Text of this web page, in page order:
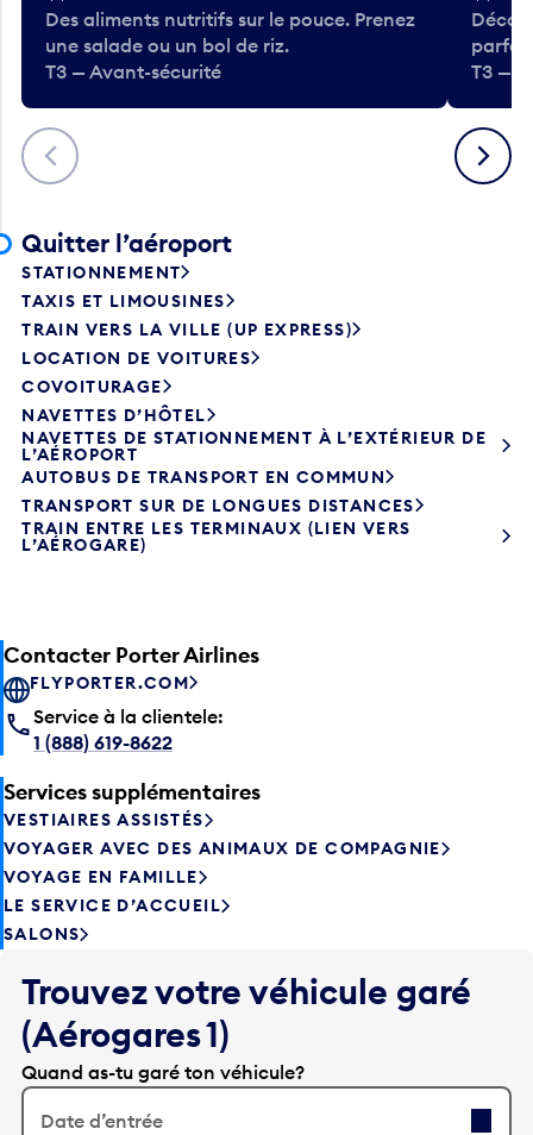
Précédent
Des aliments nutritifs sur le pouce. Prenez
une salade ou un bol de riz.
T3 — Avant-sécurité
T3 —
Suivant
Quitter l’aéroport
STATIONNEMENT
TAXIS ET LIMOUSINES
TRAIN VERS LA VILLE (UP EXPRESS)
LOCATION DE VOITURES
COVOITURAGE
NAVETTES D’HÔTEL
NAVETTES DE STATIONNEMENT À L’EXTÉRIEUR DE
L’AÉROPORT
AUTOBUS DE TRANSPORT EN COMMUN
TRANSPORT SUR DE LONGUES DISTANCES
TRAIN ENTRE LES TERMINAUX (LIEN VERS
L’AÉROGARE)
Contacter Porter Airlines
FLYPORTER.COM
Service à la clientele:
1 (888) 619-8622
Services supplémentaires
VESTIAIRES ASSISTÉS
VOYAGER AVEC DES ANIMAUX DE COMPAGNIE
VOYAGE EN FAMILLE
LE SERVICE D’ACCUEIL
SALONS
Trouvez votre véhicule garé
(Aérogares 1)
Quand as-tu garé ton véhicule?
Date d’entrée